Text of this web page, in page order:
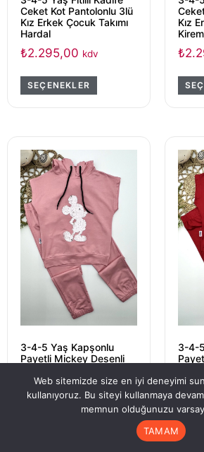
Ceket Kot Pantolonlu 3lü
Kız Erkek Çocuk Takımı
Hardal
₺2.295,00 kdv
SEÇENEKLER
Kız
₺
3-4-5 Yaş Kapşonlu
Payetli Mickey Desenli
Çocuk Takımı Gül Kurusu
680,00 kdv
3-4-
₺
Hesabım Sipariş
Web sitemizde size en iyi deneyimi
kullanıyoruz. Bu siteyi kullanmaya
memnun olduğunuzu
TAMAM